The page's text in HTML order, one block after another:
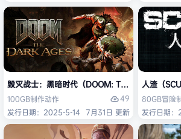
毁灭战士：黑暗时代（DOOM: The Dark Ages
100GB制作动作
49
发行日期：2025-5-14 7月31日 更新
人渣（
80GB冒险
发行日期